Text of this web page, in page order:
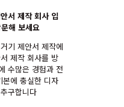
서 제작 회사 입
해 보세요
기 제안서 제작에
제작 회사를 방
수많은 경험과 전
본에 충실한 디자
구합니다